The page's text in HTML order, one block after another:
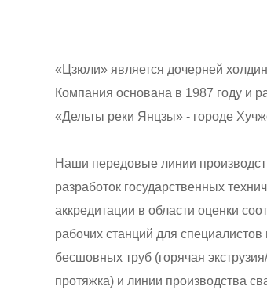
«Цзюли» является дочерней
Компания основана в 1987 году и
«Дельты реки Янцзы» - городе
Наши передовые линии
разработок государственных
аккредитации в области оценки
рабочих станций для
бесшовных труб (горячая
протяжка) и линии производства